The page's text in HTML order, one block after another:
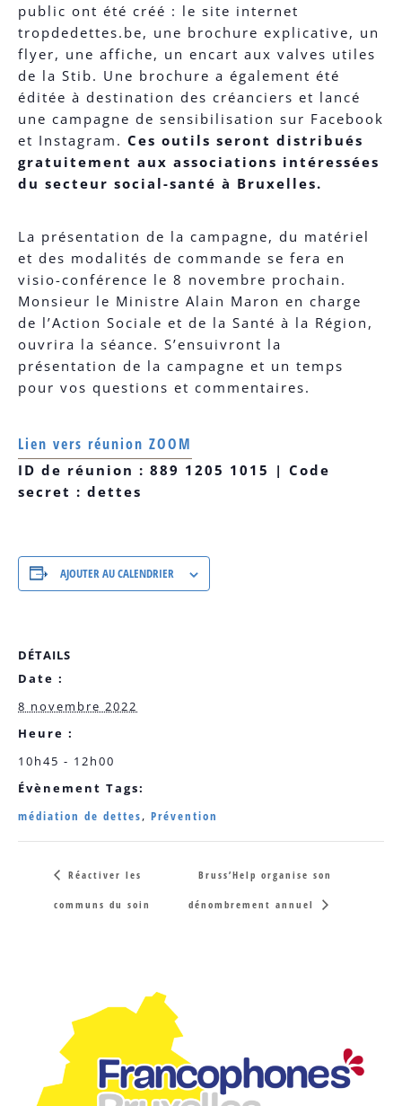
public ont été créé : le site internet
tropdedettes.be, une brochure explicative, un
flyer, une affiche, un encart aux valves utiles
de la Stib. Une brochure a également été
éditée à destination des créanciers et lancé
une campagne de sensibilisation sur Facebook
et Instagram. Ces outils seront distribués
gratuitement aux associations intéressées
du secteur social-santé à Bruxelles.
La présentation de la campagne, du matériel
et des modalités de commande se fera en
visio-conférence le 8 novembre prochain.
Monsieur le Ministre Alain Maron en charge
de l’Action Sociale et de la Santé à la Région,
ouvrira la séance. S’ensuivront la
présentation de la campagne et un temps
pour vos questions et commentaires.
Lien vers réunion ZOOM
ID de réunion : 889 1205 1015 | Code
secret : dettes
AJOUTER AU CALENDRIER
DÉTAILS
Date :
8 novembre 2022
Heure :
10h45 - 12h00
Évènement Tags:
médiation de dettes, Prévention
Réactiver les
communs du soin
Bruss’Help organise son
dénombrement annuel